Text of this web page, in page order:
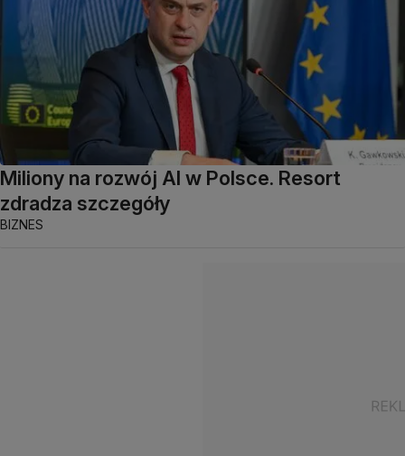
Miliony na rozwój AI w Polsce. Resort
zdradza szczegóły
BIZNES